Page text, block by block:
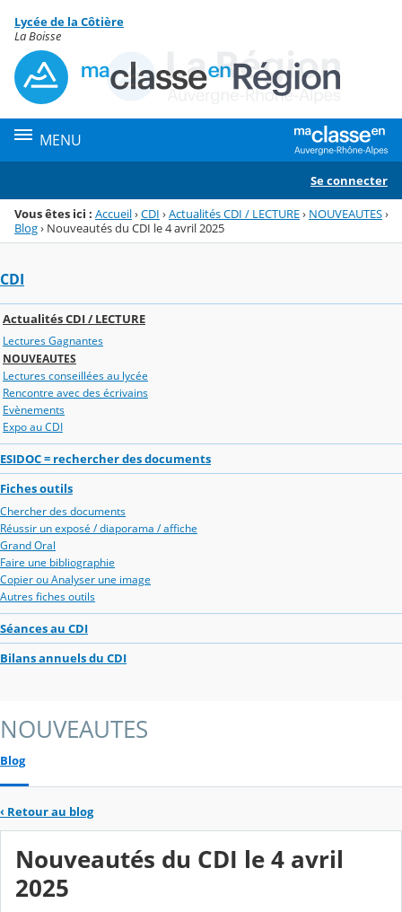
Menu de la rubrique
Contenu
Lycée de la Côtière
La Boisse
MENU
Se connecter
Vous êtes ici : Accueil›CDI ›Actualités CDI / LECTURE› NOUVEAUTES›
Blog› Nouveautés du CDI le 4 avril 2025
CDI
Actualités CDI / LECTURE
Lectures Gagnantes
NOUVEAUTES
Lectures conseillées au lycée
Rencontre avec des écrivains
Evènements
Expo au CDI
ESIDOC = rechercher des documents
Fiches outils
Chercher des documents
Réussir un exposé / diaporama / affiche
Grand Oral
Faire une bibliographie
Copier ou Analyser une image
Autres fiches outils
Séances au CDI
Bilans annuels du CDI
NOUVEAUTES
Blog
‹ Retour au blog
Nouveautés du CDI le 4 avril
2025